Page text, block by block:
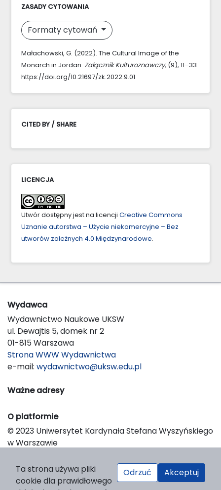
ZASADY CYTOWANIA
Formaty cytowań
Małachowski, G. (2022). The Cultural Image of the
Monarch in Jordan. Załącznik Kulturoznawczy, (9), 11–33.
https://doi.org/10.21697/zk.2022.9.01
CITED BY / SHARE
LICENCJA
Utwór dostępny jest na licencji Creative Commons
Uznanie autorstwa – Użycie niekomercyjne – Bez
utworów zależnych 4.0 Międzynarodowe.
Wydawca
Wydawnictwo Naukowe UKSW
ul. Dewajtis 5, domek nr 2
01-815 Warszawa
Strona WWW Wydawnictwa
e-mail: wydawnictwo@uksw.edu.pl
Ważne adresy
O platformie
© 2023 Uniwersytet Kardynała Stefana Wyszyńskiego
w Warszawie
Platform & Workflow by OJS/PKP
Ta strona używa pliki
cookie dla prawidłowego
Odrzuć Akceptuj